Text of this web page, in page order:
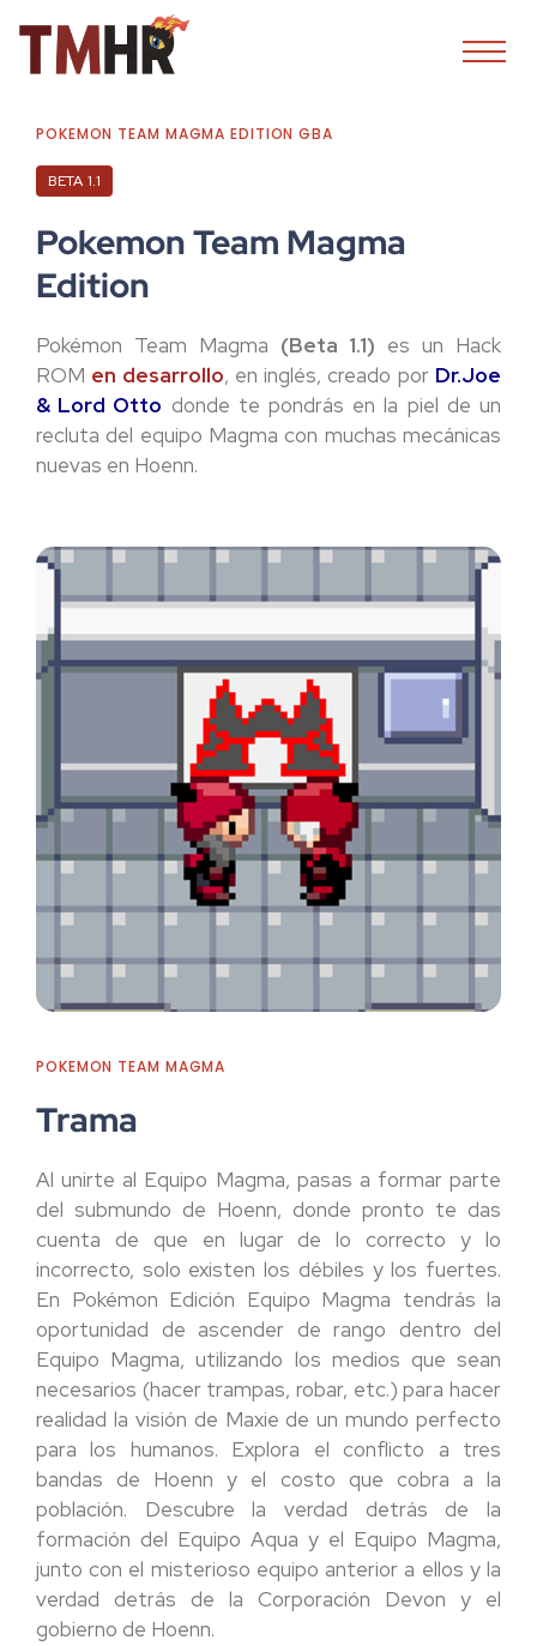
POKEMON TEAM MAGMA EDITION GBA
BETA 1.1
Pokemon Team Magma
Edition
Pokémon Team Magma (Beta 1.1) es un Hack
ROM en desarrollo, en inglés, creado por Dr.Joe
& Lord Otto donde te pondrás en la piel de un
recluta del equipo Magma con muchas mecánicas
nuevas en Hoenn.
POKEMON TEAM MAGMA
Trama
Al unirte al Equipo Magma, pasas a formar parte
del submundo de Hoenn, donde pronto te das
cuenta de que en lugar de lo correcto y lo
incorrecto, solo existen los débiles y los fuertes.
En Pokémon Edición Equipo Magma tendrás la
oportunidad de ascender de rango dentro del
Equipo Magma, utilizando los medios que sean
necesarios (hacer trampas, robar, etc.) para hacer
realidad la visión de Maxie de un mundo perfecto
para los humanos. Explora el conflicto a tres
bandas de Hoenn y el costo que cobra a la
población. Descubre la verdad detrás de la
formación del Equipo Aqua y el Equipo Magma,
junto con el misterioso equipo anterior a ellos y la
verdad detrás de la Corporación Devon y el
gobierno de Hoenn.